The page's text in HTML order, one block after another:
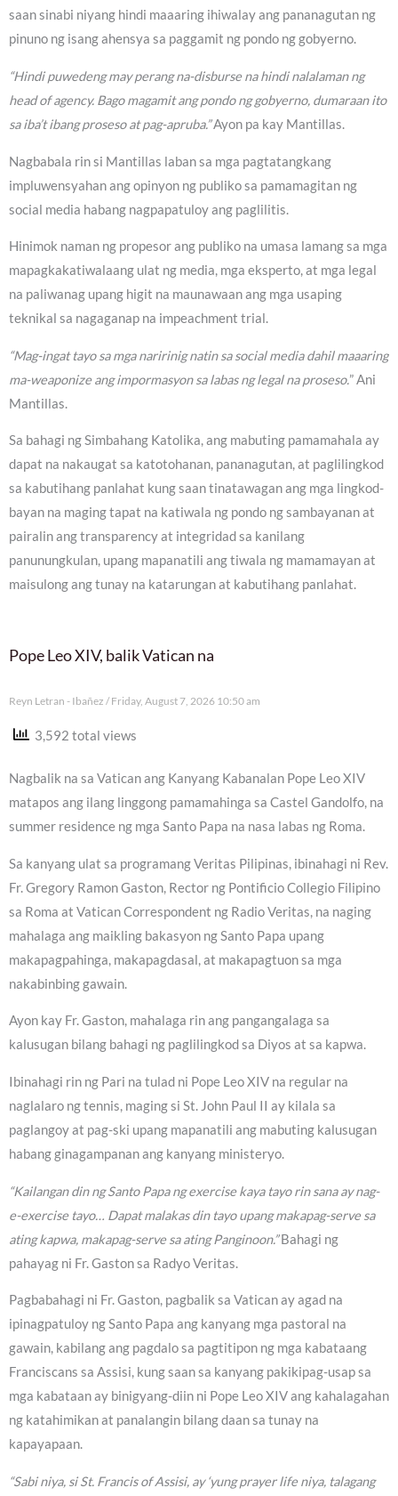
saan sinabi niyang hindi maaaring ihiwalay ang pananagutan ng
pinuno ng isang ahensya sa paggamit ng pondo ng gobyerno.
“Hindi puwedeng may perang na-disburse na hindi nalalaman ng
head of agency. Bago magamit ang pondo ng gobyerno, dumaraan ito
sa iba’t ibang proseso at pag-apruba.”Ayon pa kay Mantillas.
Nagbabala rin si Mantillas laban sa mga pagtatangkang
impluwensyahan ang opinyon ng publiko sa pamamagitan ng
social media habang nagpapatuloy ang paglilitis.
Hinimok naman ng propesor ang publiko na umasa lamang sa mga
mapagkakatiwalaang ulat ng media, mga eksperto, at mga legal
na paliwanag upang higit na maunawaan ang mga usaping
teknikal sa nagaganap na impeachment trial.
“Mag-ingat tayo sa mga naririnig natin sa social media dahil maaaring
ma-weaponize ang impormasyon sa labas ng legal na proseso.” Ani
Mantillas.
Sa bahagi ng Simbahang Katolika, ang mabuting pamamahala ay
dapat na nakaugat sa katotohanan, pananagutan, at paglilingkod
sa kabutihang panlahat kung saan tinatawagan ang mga lingkod-
bayan na maging tapat na katiwala ng pondo ng sambayanan at
pairalin ang transparency at integridad sa kanilang
panunungkulan, upang mapanatili ang tiwala ng mamamayan at
maisulong ang tunay na katarungan at kabutihang panlahat.
Pope Leo XIV, balik Vatican na
Reyn Letran - Ibañez Friday, August 7, 2026 10:50 am
3,592 total views
Nagbalik na sa Vatican ang Kanyang Kabanalan Pope Leo XIV
matapos ang ilang linggong pamamahinga sa Castel Gandolfo, na
summer residence ng mga Santo Papa na nasa labas ng Roma.
Sa kanyang ulat sa programang Veritas Pilipinas, ibinahagi ni Rev.
Fr. Gregory Ramon Gaston, Rector ng Pontificio Collegio Filipino
sa Roma at Vatican Correspondent ng Radio Veritas, na naging
mahalaga ang maikling bakasyon ng Santo Papa upang
makapagpahinga, makapagdasal, at makapagtuon sa mga
nakabinbing gawain.
Ayon kay Fr. Gaston, mahalaga rin ang pangangalaga sa
kalusugan bilang bahagi ng paglilingkod sa Diyos at sa kapwa.
Ibinahagi rin ng Pari na tulad ni Pope Leo XIV na regular na
naglalaro ng tennis, maging si St. John Paul II ay kilala sa
paglangoy at pag-ski upang mapanatili ang mabuting kalusugan
habang ginagampanan ang kanyang ministeryo.
“Kailangan din ng Santo Papa ng exercise kaya tayo rin sana ay nag-
e-exercise tayo… Dapat malakas din tayo upang makapag-serve sa
ating kapwa, makapag-serve sa ating Panginoon.”Bahagi ng
pahayag ni Fr. Gaston sa Radyo Veritas.
Pagbabahagi ni Fr. Gaston, pagbalik sa Vatican ay agad na
ipinagpatuloy ng Santo Papa ang kanyang mga pastoral na
gawain, kabilang ang pagdalo sa pagtitipon ng mga kabataang
Franciscans sa Assisi, kung saan sa kanyang pakikipag-usap sa
mga kabataan ay binigyang-diin ni Pope Leo XIV ang kahalagahan
ng katahimikan at panalangin bilang daan sa tunay na
kapayapaan.
“Sabi niya, si St. Francis of Assisi, ay ‘yung prayer life niya, talagang